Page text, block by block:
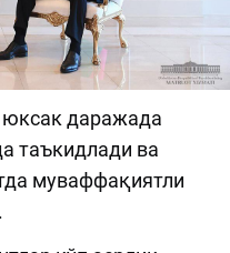
даражада
таъкидлади ва
муваффақиятли